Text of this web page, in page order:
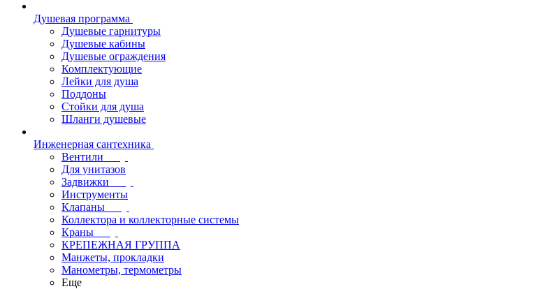
Душевая программа
Душевые гарнитуры
Душевые кабины
Душевые ограждения
Комплектующие
Лейки для душа
Поддоны
Стойки для душа
Шланги душевые
Инженерная сантехника
Вентили
Для унитазов
Задвижки
Инструменты
Клапаны
Коллектора и коллекторные системы
Краны
КРЕПЕЖНАЯ ГРУППА
Манжеты, прокладки
Манометры, термометры
Еще